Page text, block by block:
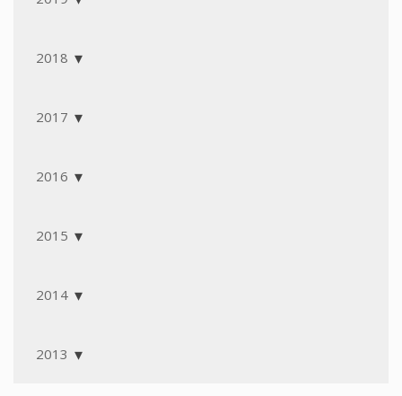
2018
2017
2016
2015
2014
2013